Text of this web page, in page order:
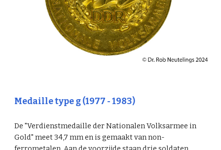
Medaille type g (1977 - 1983)
De "Verdienstmedaille der Nationalen Volksarmee in
Gold" meet 34,7 mm en is gemaakt van non-